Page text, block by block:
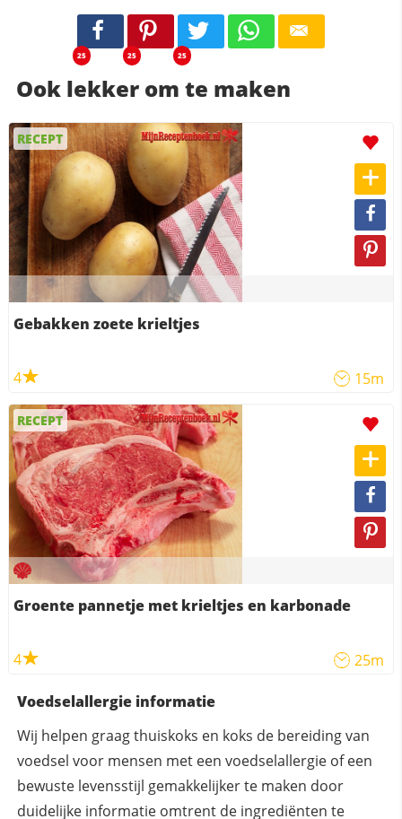
25 25 25
Ook lekker om te maken
RECEPT
Gebakken zoete krieltjes
4 15m
RECEPT
Groente pannetje met krieltjes en karbonade
4 25m
Voedselallergie informatie
Wij helpen graag thuiskoks en koks de bereiding van
voedsel voor mensen met een voedselallergie of een
bewuste levensstijl gemakkelijker te maken door
duidelijke informatie omtrent de ingrediënten te